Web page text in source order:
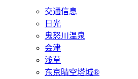
交通信息
日光
鬼怒川温泉
会津
浅草
东京晴空塔城®